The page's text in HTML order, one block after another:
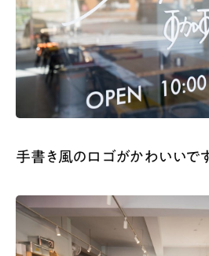
手書き風のロゴがかわいいで